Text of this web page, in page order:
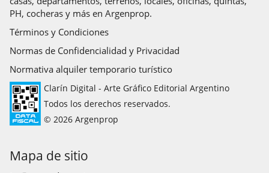
PH, cocheras y más en Argenprop.
Términos y Condiciones
Normas de Confidencialidad y Privacidad
Normativa alquiler temporario turístico
Clarín Digital - Arte Gráfico Editorial Argentino
Todos los derechos reservados.
© 2026 Argenprop
Mapa de sitio